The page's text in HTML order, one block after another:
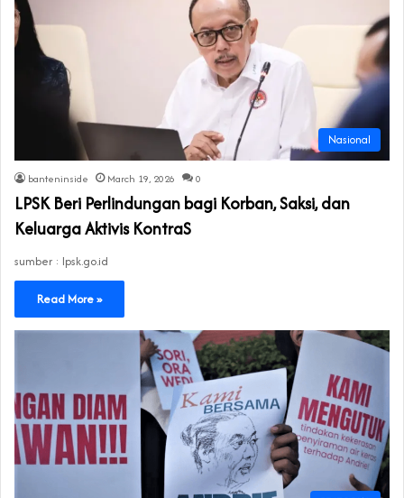
Nasional
banteninside March 19, 2026 0
LPSK Beri Perlindungan bagi Korban, Saksi, dan
Keluarga Aktivis KontraS
sumber : lpsk.go.id
Read More »